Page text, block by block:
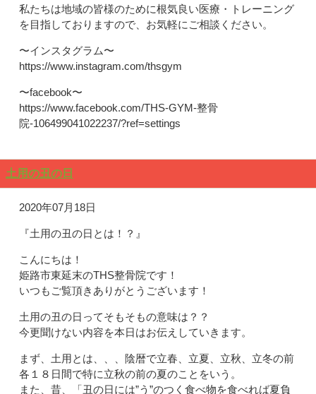
私たちは地域の皆様のために根気良い医療・トレーニング
を目指しておりますので、お気軽にご相談ください。
〜インスタグラム〜
https://www.instagram.com/thsgym
〜facebook〜
https://www.facebook.com/THS-GYM-整骨
院-106499041022237/?ref=settings
土用の丑の日
2020年07月18日
『土用の丑の日とは！？』
こんにちは！
姫路市東延末のTHS整骨院です！
いつもご覧頂きありがとうございます！
土用の丑の日ってそもそもの意味は？？
今更聞けない内容を本日はお伝えしていきます。
まず、土用とは、、、陰暦で立春、立夏、立秋、立冬の前
各１８日間で特に立秋の前の夏のことをいう。
また、昔、「丑の日には”う”のつく食べ物を食べれば夏負